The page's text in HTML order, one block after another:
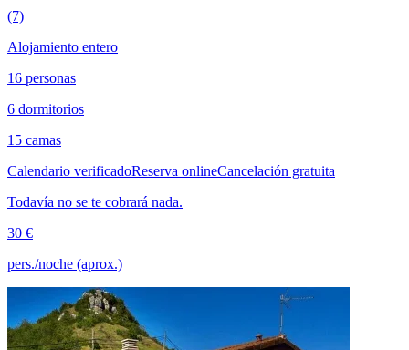
(7)
Alojamiento entero
16 personas
6 dormitorios
15 camas
Calendario verificadoReserva onlineCancelación gratuita
Todavía no se te cobrará nada.
30 €
pers./noche (aprox.)